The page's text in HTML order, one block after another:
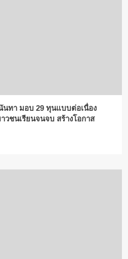
ทา มอบ 29 ทุนแบบต่อเนื่อง
ชนเรียนจนจบ สร้างโอกาส